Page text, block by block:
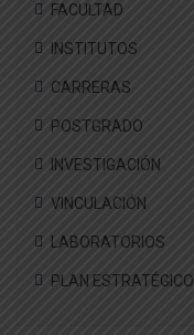
FACULTAD
INSTITUTOS
CARRERAS
POSTGRADO
INVESTIGACIÓN
VINCULACIÓN
LABORATORIOS
PLAN ESTRATÉGICO